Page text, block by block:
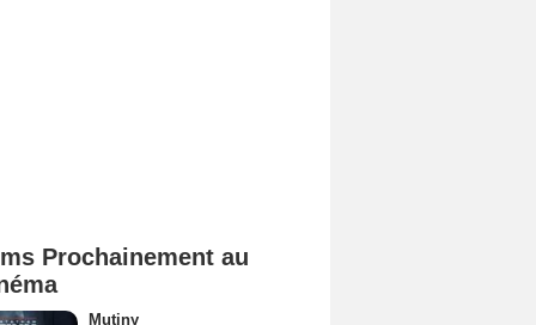
Prochainement au
Mutiny